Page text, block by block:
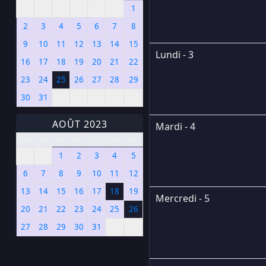
1
2
3 4 5 6 7
8
9
10 11 12 13 14
15
16
17 18 19 20 21
22
23
24 25 26 27 28
29
30
31
AOÛT 2023
1 2 3 4
5
6
7 8 9 10 11
12
13
14 15 16 17 18
19
20
21 22 23 24 25
26
27
28 29 30 31
Lundi - 3
Mardi - 4
Mercredi - 5